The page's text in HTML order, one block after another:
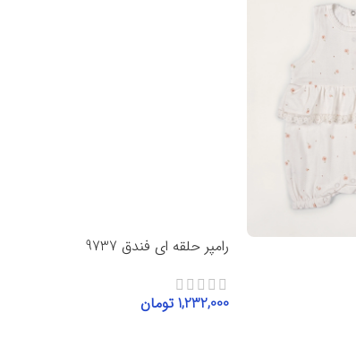
رامپر حلقه ای فندق 9737
1,232,000 تومان